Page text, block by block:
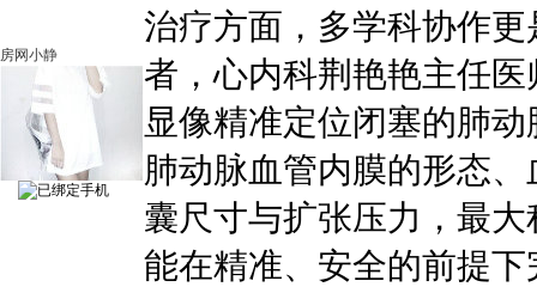
房网小静
治疗方面，多学科协作
者，心内科荆艳艳主任
显像精准定位闭塞的肺
肺动脉血管内膜的形态
囊尺寸与扩张压力，最
能在精准、安全的前提